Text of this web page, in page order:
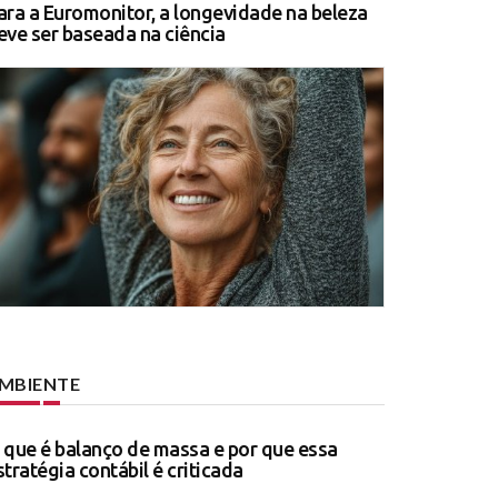
a Euromonitor, a longevidade na beleza
ser baseada na ciência
que é balanço de massa e por que essa
contábil é criticada